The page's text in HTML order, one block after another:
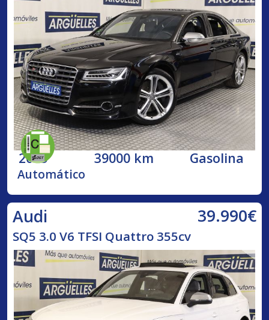
2015 39000 km Gasolina
Automático
Audi 39.990€
SQ5 3.0 V6 TFSI Quattro 355cv